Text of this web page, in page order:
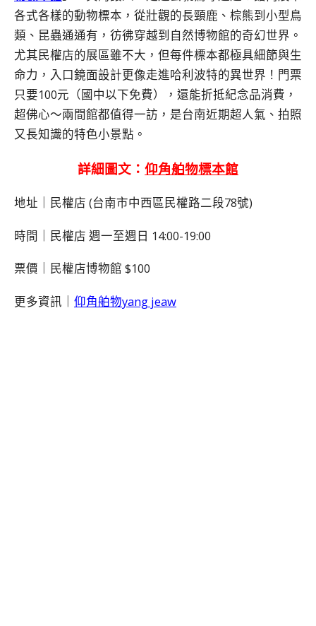
各式各樣的動物標本，從壯觀的長頸鹿、棕熊到小型鳥
類、昆蟲通通有，彷彿穿越到自然博物館的奇幻世界。
尤其民權店的展區雖不大，但每件標本都極具細節與生
命力，入口鏡面設計更像走進哈利波特的異世界！門票
只要100元（國中以下免費），還能折抵紀念品消費，
超佛心～兩間館都值得一訪，是台南近期超人氣、拍照
又長知識的特色小景點。
詳細圖文： 仰角舶物標本館
地址｜民權店 (台南市中西區民權路二段78號)
時間｜民權店 週一至週日 14:00-19:00
票價｜民權店博物館 $100
更多資訊｜ 仰角舶物yang jeaw